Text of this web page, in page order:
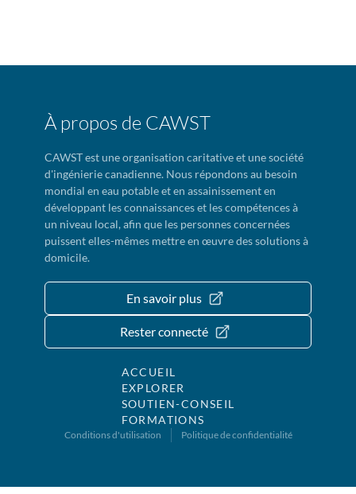
À propos de CAWST
CAWST est une organisation caritative et une société
d'ingénierie canadienne. Nous répondons au besoin
mondial en eau potable et en assainissement en
développant les connaissances et les compétences à
un niveau local, afin que les personnes concernées
puissent elles-mêmes mettre en œuvre des solutions à
domicile.
En savoir plus
Rester connecté
ACCUEIL
EXPLORER
SOUTIEN-CONSEIL
FORMATIONS
Conditions d'utilisation Politique de confidentialité